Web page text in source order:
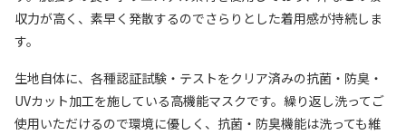
収力が高く、素早く発散するのでさらりとした着用感が持続しま
す。
生地自体に、各種認証試験・テストをクリア済みの抗菌・防臭・
UVカット加工を施している高機能マスクです。繰り返し洗ってご
使用いただけるので環境に優しく、抗菌・防臭機能は洗っても維